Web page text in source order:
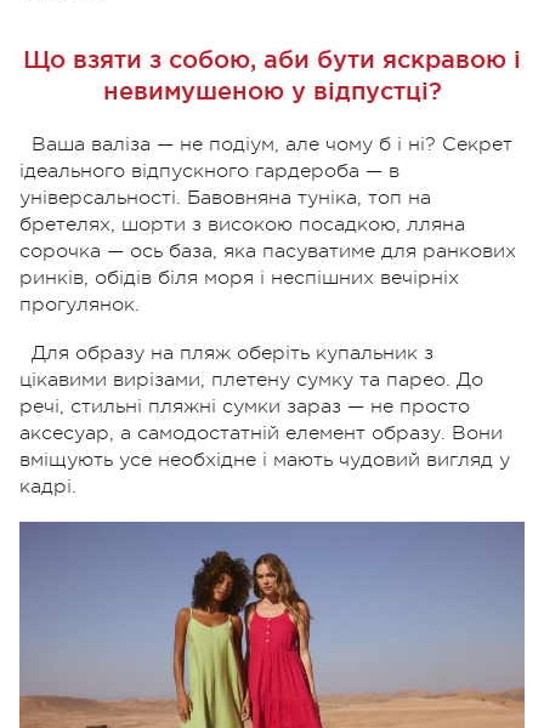
Що взяти з собою, аби бути яскравою і
невимушеною у відпустці?
Ваша валіза — не подіум, але чому б і ні? Секрет
ідеального відпускного гардероба — в
універсальності. Бавовняна туніка, топ на
бретелях, шорти з високою посадкою, лляна
сорочка — ось база, яка пасуватиме для ранкових
ринків, обідів біля моря і неспішних вечірніх
прогулянок.
Для образу на пляж оберіть купальник з
цікавими вирізами, плетену сумку та парео. До
речі, стильні пляжні сумки зараз — не просто
аксесуар, а самодостатній елемент образу. Вони
вміщують усе необхідне і мають чудовий вигляд у
кадрі.